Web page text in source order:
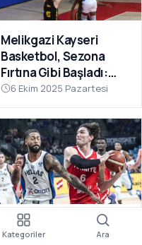
Melikgazi Kayseri
Basketbol, Sezona
Fırtına Gibi Başladı:
Dardanel Çanakkale’yi
Farklı Geçti
6 Ekim 2025 Pazartesi
12 Dev Adam Fırtına
Gibi: Yunanistan’ı Ezip
Kategoriler Ara